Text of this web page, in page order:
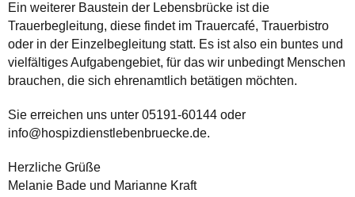
Ein weiterer Baustein der Lebensbrücke ist die
Trauerbegleitung, diese findet im Trauercafé, Trauerbistro
oder in der Einzelbegleitung statt. Es ist also ein buntes und
vielfältiges Aufgabengebiet, für das wir unbedingt Menschen
brauchen, die sich ehrenamtlich betätigen möchten.
Sie erreichen uns unter 05191-60144 oder
info@hospizdienstlebenbruecke.de.
Herzliche Grüße
Melanie Bade und Marianne Kraft